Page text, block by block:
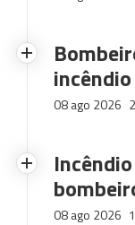
08 ago 2026
08 ago 2026